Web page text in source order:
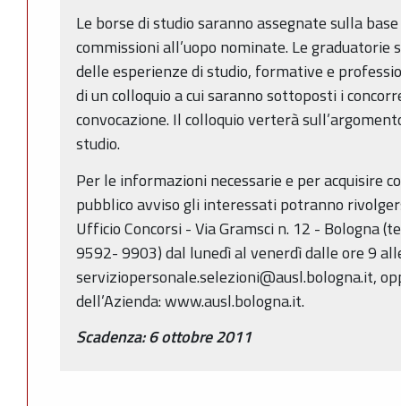
Le borse di studio saranno assegnate sulla
commissioni all’uopo nominate. Le
delle esperienze di studio, formative e
di un colloquio a cui saranno sottoposti i
convocazione. Il colloquio verterà
studio.
Per le informazioni necessarie e per acquisire
pubblico avviso gli interessati potranno
Ufficio Concorsi - Via Gramsci n. 12 - Bologna
9592- 9903) dal lunedì al venerdì dalle ore 9
serviziopersonale.selezioni@ausl.bologna.it,
dell’Azienda: www.ausl.bologna.it.
Scadenza: 6 ottobre 2011